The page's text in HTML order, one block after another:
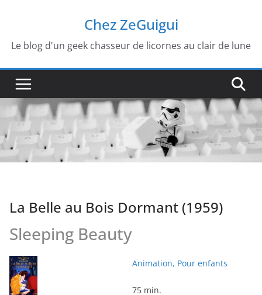
contenu
Chez ZeGuigui
Le blog d'un geek chasseur de licornes au clair de lune
La Belle au Bois Dormant (1959)
Sleeping Beauty
Animation, Pour enfants
75 min.